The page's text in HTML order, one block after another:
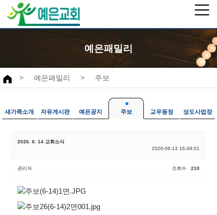
예은패밀리
> 예은패밀리 > 주보
새가족소개 자유게시판 예은공지 주보 교우동정 성도사업장
2026. 6. 14 교회소식
2026-06-13 16:49:01
관리자 조회수 210